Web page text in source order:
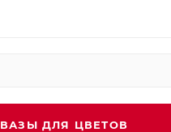
ВАЗЫ ДЛЯ ЦВЕТОВ